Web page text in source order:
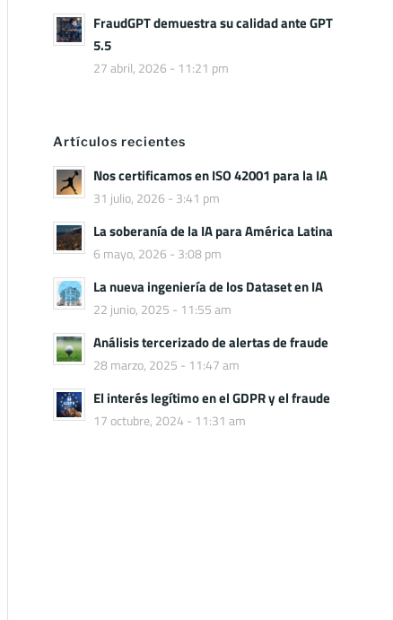
FraudGPT demuestra su calidad ante GPT
5.5
27 abril, 2026 - 11:21 pm
Artículos recientes
Nos certificamos en ISO 42001 para la IA
31 julio, 2026 - 3:41 pm
La soberanía de la IA para América Latina
6 mayo, 2026 - 3:08 pm
La nueva ingeniería de los Dataset en IA
22 junio, 2025 - 11:55 am
Análisis tercerizado de alertas de fraude
28 marzo, 2025 - 11:47 am
El interés legítimo en el GDPR y el fraude
17 octubre, 2024 - 11:31 am